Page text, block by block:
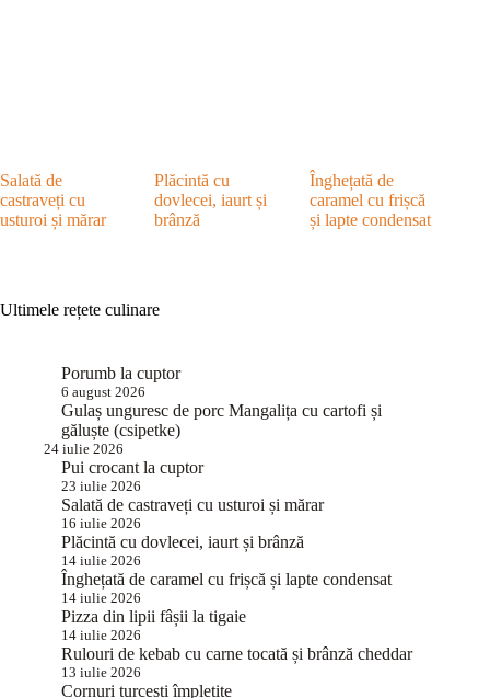
Salată de
castraveți cu
usturoi și mărar
Plăcintă cu
dovlecei, iaurt și
brânză
Înghețată de
caramel cu frișcă
și lapte condensat
Ultimele rețete culinare
Porumb la cuptor
6 august 2026
Gulaș unguresc de porc Mangalița cu cartofi și
găluște (csipetke)
24 iulie 2026
Pui crocant la cuptor
23 iulie 2026
Salată de castraveți cu usturoi și mărar
16 iulie 2026
Plăcintă cu dovlecei, iaurt și brânză
14 iulie 2026
Înghețată de caramel cu frișcă și lapte condensat
14 iulie 2026
Pizza din lipii fâșii la tigaie
14 iulie 2026
Rulouri de kebab cu carne tocată și brânză cheddar
13 iulie 2026
Cornuri turcești împletite